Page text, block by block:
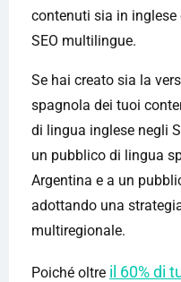
contenuti sia in
SEO multilingue.
Se hai creato sia la
spagnola dei tuoi
di lingua inglese negli
un pubblico di lingua
Argentina e a un
adottando una
multiregionale.
Poiché oltre il 60% di